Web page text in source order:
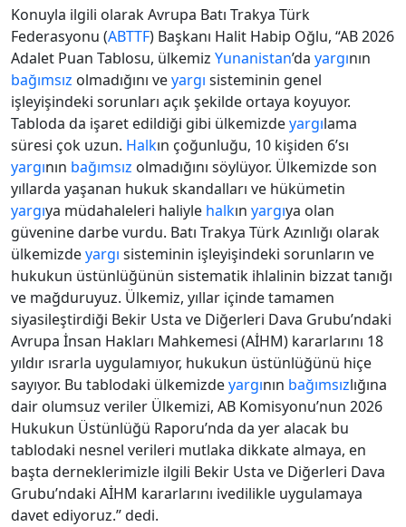
Konuyla ilgili olarak Avrupa Batı Trakya Türk
Federasyonu (ABTTF) Başkanı Halit Habip Oğlu, “AB 2026
Adalet Puan Tablosu, ülkemiz Yunanistan’da yargının
bağımsız olmadığını veyargı sisteminin genel
işleyişindeki sorunları açık şekilde ortaya koyuyor.
Tabloda da işaret edildiği gibi ülkemizdeyargılama
süresi çok uzun. Halkın çoğunluğu, 10 kişiden 6’sı
yargının bağımsız olmadığını söylüyor. Ülkemizde son
yıllarda yaşanan hukuk skandalları ve hükümetin
yargıya müdahaleleri haliyle halkın yargıya olan
güvenine darbe vurdu. Batı Trakya Türk Azınlığı olarak
ülkemizdeyargı sisteminin işleyişindeki sorunların ve
hukukun üstünlüğünün sistematik ihlalinin bizzat tanığı
ve mağduruyuz. Ülkemiz, yıllar içinde tamamen
siyasileştirdiği Bekir Usta ve Diğerleri Dava Grubu’ndaki
Avrupa İnsan Hakları Mahkemesi (AİHM) kararlarını 18
yıldır ısrarla uygulamıyor, hukukun üstünlüğünü hiçe
sayıyor. Bu tablodaki ülkemizdeyargının bağımsızlığına
dair olumsuz veriler Ülkemizi, AB Komisyonu’nun 2026
Hukukun Üstünlüğü Raporu’nda da yer alacak bu
tablodaki nesnel verileri mutlaka dikkate almaya, en
başta derneklerimizle ilgili Bekir Usta ve Diğerleri Dava
Grubu’ndaki AİHM kararlarını ivedilikle uygulamaya
davet ediyoruz.” dedi.